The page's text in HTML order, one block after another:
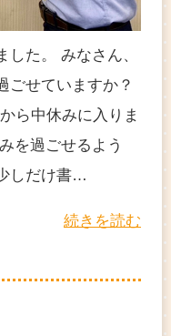
た。 みなさん、
ごせていますか？
ら中休みに入りま
を過ごせるよう
しだけ書…
続きを読む